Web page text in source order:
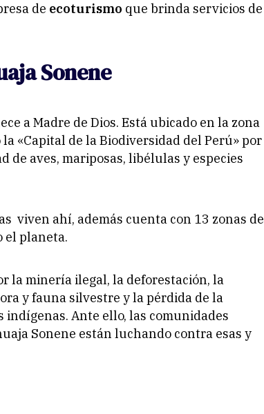
de ecoturismo que brinda servicios de
Sonene
a Madre de Dios. Está ubicado en la zona
«Capital de la Biodiversidad del Perú» por
de aves, mariposas, libélulas y especies
viven ahí, además cuenta con 13 zonas de
el planeta.
la minería ilegal, la deforestación, la
y fauna silvestre y la pérdida de la
indígenas. Ante ello, las comunidades
Sonene están luchando contra esas y